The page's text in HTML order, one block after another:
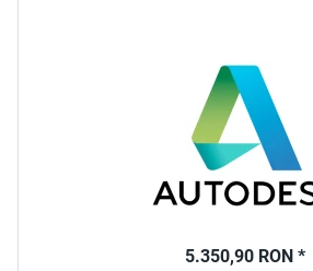
5.350,90 RON *